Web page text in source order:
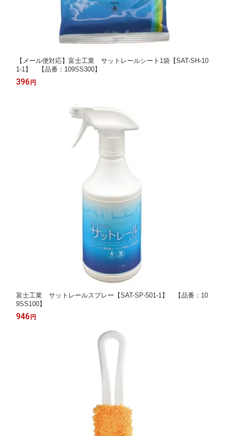
【メール便対応】富士工業 サットレールシート1袋【SAT-SH-10
1-1】 【品番：109SS300】
396 円
富士工業 サットレールスプレー【SAT-SP-501-1】 【品番：10
9SS100】
946 円